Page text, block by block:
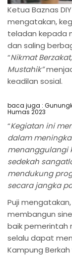
Ketua Baznas
mengatakan,
teladan kepada
dan saling
“Nikmat
Mustahik”
keadilan sosial.
baca juga :
Humas 2023
“Kegiatan ini
dalam
menanggulangi
sedekah
mendukung
secara jangka
Puji
membangun
baik pemerintah
selalu dapat
Kampung